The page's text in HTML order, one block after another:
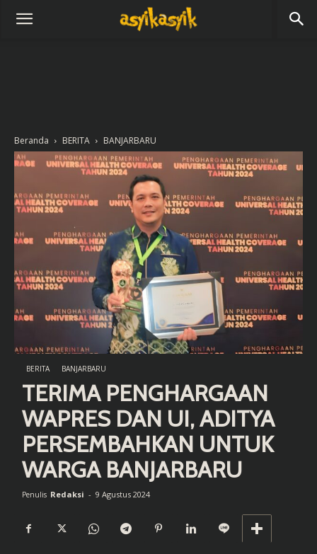
Beranda BERITA BANJARBARU
BERITA BANJARBARU
TERIMA PENGHARGAAN
WAPRES DAN UI, ADITYA
PERSEMBAHKAN UNTUK
WARGA BANJARBARU
Penulis Redaksi - 9 Agustus 2024